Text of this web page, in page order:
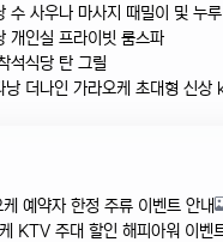
수 사우나 마사지 때밀이 및 누
개인실 프라이빗 룸스파
석식당 탄 그릴
낭 더나인 가라오케 초대형 신
예약자 한정 주류 이벤트 안내
KTV 주대 할인 해피아워 이벤